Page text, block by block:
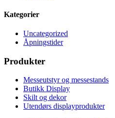
Kategorier
Uncategorized
Åpningstider
Produkter
Messeutstyr og messestands
Butikk Display
Skilt og dekor
Utendørs displayprodukter